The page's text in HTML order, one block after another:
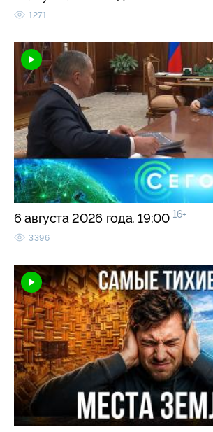
1271
6 августа 2026 года. 19:00 16+
3396